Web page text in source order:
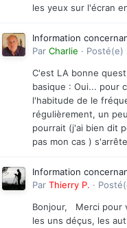
les yeux sur l'écran
Information
magazinevideo
Par Charlie · Posté(e)
C'est LA bonne
basique : Oui... pour
l'habitude de le
régulièrement, un
pourrait (j'ai bien dit
pas mon cas )
Information
magazinevideo
Par Thierry P. ·
Bonjour, Merci pour
les uns déçus, les